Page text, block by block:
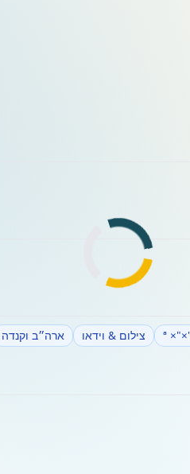
צילום & וידאו ארה״ב וקנדה